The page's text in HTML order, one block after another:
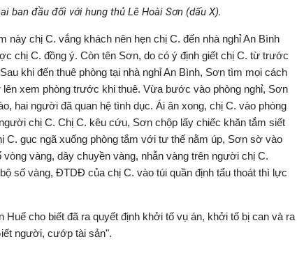
ban đầu đối với hung thủ Lê Hoài Sơn (dấu X).
chị C. vắng khách nên hẹn chị C. đến nhà nghỉ An Bình
chị C. đồng ý. Còn tên Sơn, do có ý định giết chị C. từ trước
khi đến thuê phòng tại nhà nghỉ An Bình, Sơn tìm mọi cách
xem phòng trước khi thuê. Vừa bước vào phòng nghỉ, Sơn
hai người đã quan hệ tình dục. Ái ân xong, chị C. vào phòng
chị C. Chị C. kêu cứu, Sơn chộp lấy chiếc khăn tắm siết
C. gục ngã xuống phòng tắm với tư thế nằm úp, Sơn sờ vào
vàng, dây chuyền vàng, nhẫn vàng trên người chị C.
số vàng, ĐTDĐ của chị C. vào túi quần định tẩu thoát thì lực
cho biết đã ra quyết định khởi tố vụ án, khởi tố bị can và ra
người, cướp tài sản".